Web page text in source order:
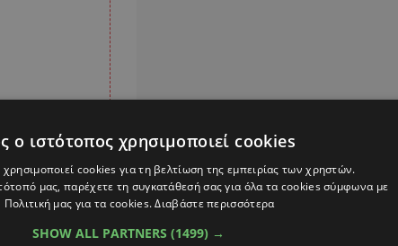
πολύ
το
ο ιστότοπος χρησιμοποιεί cookies
cookies για τη βελτίωση της εμπειρίας των χρηστών.
μας, παρέχετε τη συγκατάθεσή σας για όλα τα cookies σύμφωνα με
Πολιτική μας για τα cookies.Διαβάστε περισσότερα
SHOW ALL PARTNERS (1499) →